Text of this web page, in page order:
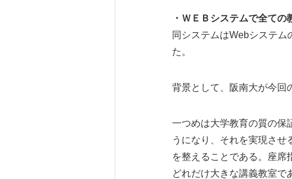
・ＷＥＢシステムで全ての
同システムはWebシステ
た。
背景として、阪南大が今回
一つめは大学教育の質の保
うになり、それを実現さ
を整えることである。座席
どれだけ大きな講義教室で